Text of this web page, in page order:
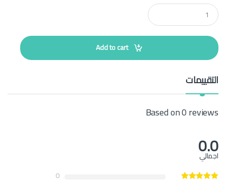
Q
u
a
t
i
Add to cart
التقييمات
Based on 0 reviews
0.0
اجمالي
0